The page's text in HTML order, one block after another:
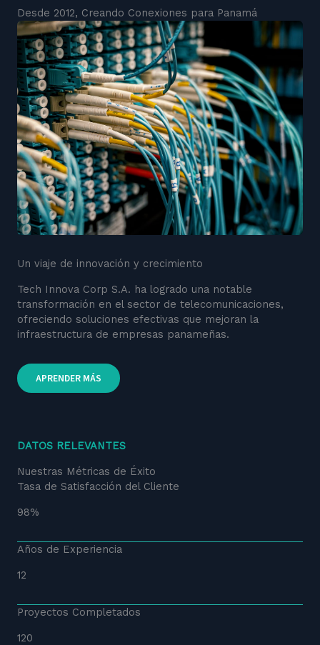
Desde 2012, Creando Conexiones para Panamá
Un viaje de innovación y crecimiento
Tech Innova Corp S.A. ha logrado una notable
transformación en el sector de telecomunicaciones,
ofreciendo soluciones efectivas que mejoran la
infraestructura de empresas panameñas.
APRENDER MÁS
DATOS RELEVANTES
Nuestras Métricas de Éxito
Tasa de Satisfacción del Cliente
98%
Años de Experiencia
12
Proyectos Completados
120